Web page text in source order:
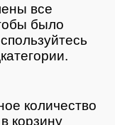
все
было
количество
корзину